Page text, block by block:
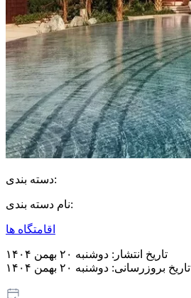
دسته بندی:
نام دسته بندی:
اقامتگاه ها
تاریخ انتشار: دوشنبه ۲۰ بهمن ۱۴۰۴
تاریخ بروزرسانی: دوشنبه ۲۰ بهمن ۱۴۰۴